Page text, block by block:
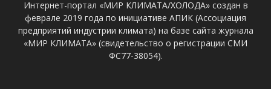
Интернет-портал «МИР КЛИМАТА/ХОЛОДА» создан в
феврале 2019 года по инициативе АПИК (Ассоциация
предприятий индустрии климата) на базе сайта журнала
«МИР КЛИМАТА» (свидетельство о регистрации СМИ
ФС77-38054).